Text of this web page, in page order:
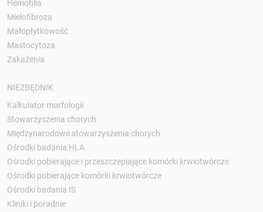
Hemofilia
Mielofibroza
Małopłytkowość
Mastocytoza
Zakażenia
NIEZBĘDNIK
Kalkulator morfologii
Stowarzyszenia chorych
Międzynarodowe stowarzyszenia chorych
Ośrodki badania HLA
Ośrodki pobierające i przeszczepiające komórki krwiotwórcze
Ośrodki pobierające komórki krwiotwórcze
Ośrodki badania IS
Kliniki i poradnie